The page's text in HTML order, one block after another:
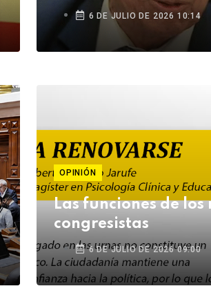
6 DE JULIO DE 2026 10:14
OPINIÓN
Las funciones de los
congresistas
6 DE JULIO DE 2026 09:00